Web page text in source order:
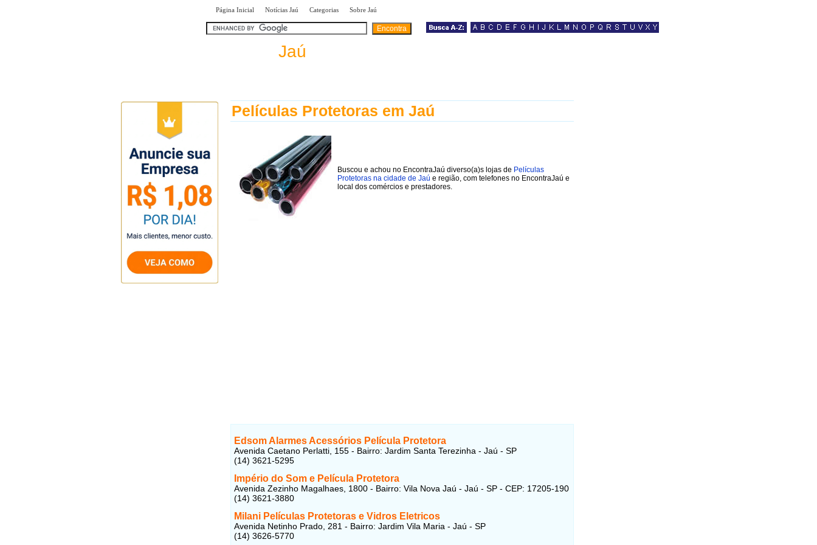
Página Inicial Notícias Jaú Categorias Sobre Jaú
Jaú
Películas Protetoras em Jaú
Buscou e achou no EncontraJaú diverso(a)s lojas de Películas
Protetoras na cidade de Jaú e região, com telefones no EncontraJaú e
local dos comércios e prestadores.
Edsom Alarmes Acessórios Película Protetora
Avenida Caetano Perlatti, 155 - Bairro: Jardim Santa Terezinha - Jaú - SP
(14) 3621-5295
Império do Som e Película Protetora
Avenida Zezinho Magalhaes, 1800 - Bairro: Vila Nova Jaú - Jaú - SP - CEP: 17205-190
(14) 3621-3880
Milani Películas Protetoras e Vidros Eletricos
Avenida Netinho Prado, 281 - Bairro: Jardim Vila Maria - Jaú - SP
(14) 3626-5770